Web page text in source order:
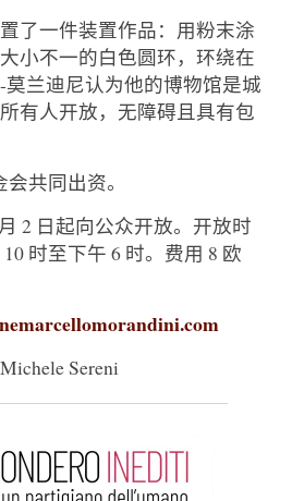
了一件装置作品：用粉末涂
小不一的白色圆环，环绕在
兰迪尼认为他的博物馆是城
有人开放，无障碍且具有包
共同出资。
2 日起向公众开放。开放时
时至下午 6 时。费用 8 欧
Sereni